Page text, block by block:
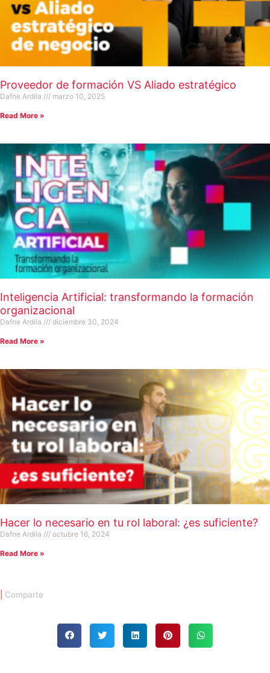
Proveedor de formación VS Aliado estratégico
Dafne Ardila marzo 10, 2025
Read More »
Inteligencia Artificial: transformando la formación
organizacional
Dafne Ardila diciembre 30, 2024
Read More »
Hacer lo necesario en tu rol laboral: ¿es suficiente?
Dafne Ardila octubre 16, 2024
Read More »
Comparte